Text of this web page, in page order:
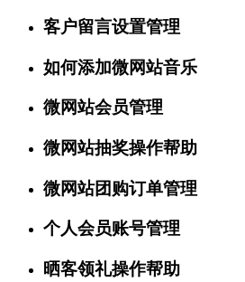
客户留言设置管理
如何添加微网站音乐
微网站会员管理
微网站抽奖操作帮助
微网站团购订单管理
个人会员账号管理
晒客领礼操作帮助